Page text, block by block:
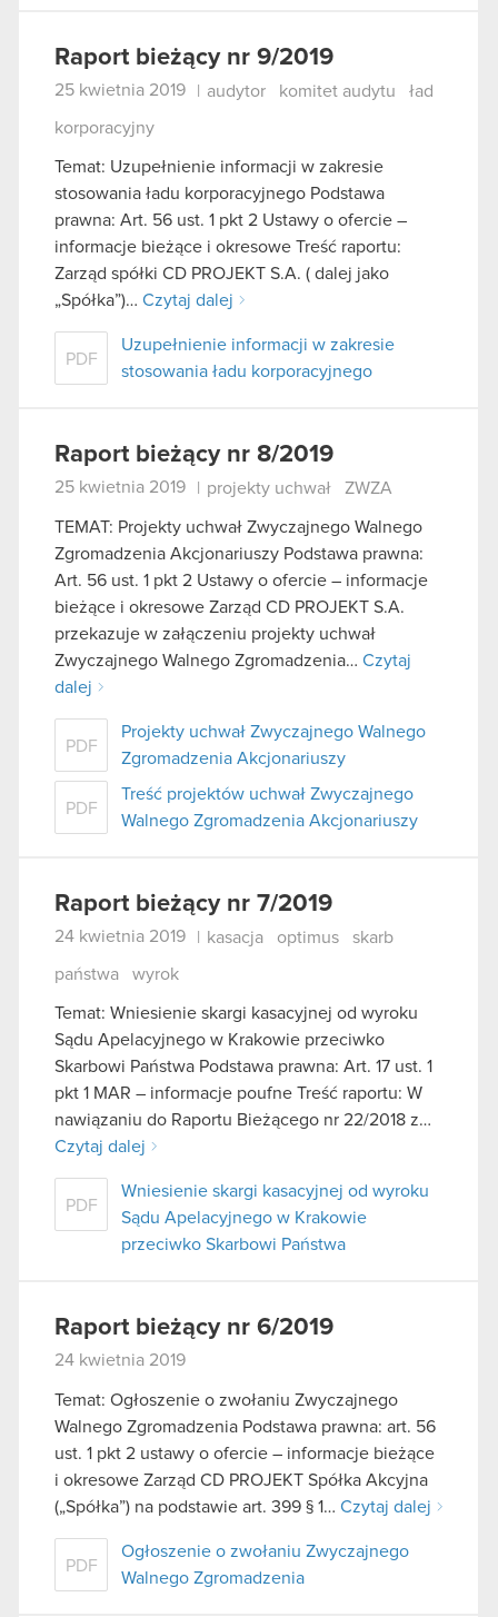
Raport bieżący nr 9/2019
25 kwietnia 2019 audytor komitet audytu ład
korporacyjny
Temat: Uzupełnienie informacji w zakresie
stosowania ładu korporacyjnego Podstawa
prawna: Art. 56 ust. 1 pkt 2 Ustawy o ofercie –
informacje bieżące i okresowe Treść raportu:
Zarząd spółki CD PROJEKT S.A. ( dalej jako
„Spółka”)… Czytaj dalej
PDF
Uzupełnienie informacji w zakresie
stosowania ładu korporacyjnego
Raport bieżący nr 8/2019
25 kwietnia 2019 projekty uchwał ZWZA
TEMAT: Projekty uchwał Zwyczajnego Walnego
Zgromadzenia Akcjonariuszy Podstawa prawna:
Art. 56 ust. 1 pkt 2 Ustawy o ofercie – informacje
bieżące i okresowe Zarząd CD PROJEKT S.A.
przekazuje w załączeniu projekty uchwał
Zwyczajnego Walnego Zgromadzenia… Czytaj
dalej
PDF
Projekty uchwał Zwyczajnego Walnego
Zgromadzenia Akcjonariuszy
PDF
Treść projektów uchwał Zwyczajnego
Walnego Zgromadzenia Akcjonariuszy
Raport bieżący nr 7/2019
24 kwietnia 2019 kasacja optimus skarb
państwa wyrok
Temat: Wniesienie skargi kasacyjnej od wyroku
Sądu Apelacyjnego w Krakowie przeciwko
Skarbowi Państwa Podstawa prawna: Art. 17 ust. 1
pkt 1 MAR – informacje poufne Treść raportu: W
nawiązaniu do Raportu Bieżącego nr 22/2018 z…
Czytaj dalej
PDF
Wniesienie skargi kasacyjnej od wyroku
Sądu Apelacyjnego w Krakowie
przeciwko Skarbowi Państwa
Raport bieżący nr 6/2019
24 kwietnia 2019
Temat: Ogłoszenie o zwołaniu Zwyczajnego
Walnego Zgromadzenia Podstawa prawna: art. 56
ust. 1 pkt 2 ustawy o ofercie – informacje bieżące
i okresowe Zarząd CD PROJEKT Spółka Akcyjna
(„Spółka”) na podstawie art. 399 § 1… Czytaj dalej
PDF
Ogłoszenie o zwołaniu Zwyczajnego
Walnego Zgromadzenia